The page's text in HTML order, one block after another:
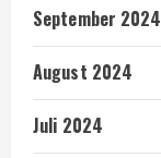
September 2024
August 2024
Juli 2024